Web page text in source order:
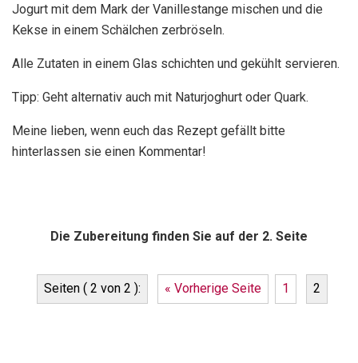
Jogurt mit dem Mark der Vanillestange mischen und die
Kekse in einem Schälchen zerbröseln.
Alle Zutaten in einem Glas schichten und gekühlt servieren.
Tipp: Geht alternativ auch mit Naturjoghurt oder Quark.
Meine lieben, wenn euch das Rezept gefällt bitte
hinterlassen sie einen Kommentar!
Die Zubereitung finden Sie auf der 2. Seite
Seiten ( 2 von 2 ): « Vorherige Seite 1 2